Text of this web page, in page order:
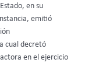
en su
emitió
cual decretó
en el ejercicio